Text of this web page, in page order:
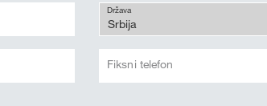
Država
Fiksni telefon